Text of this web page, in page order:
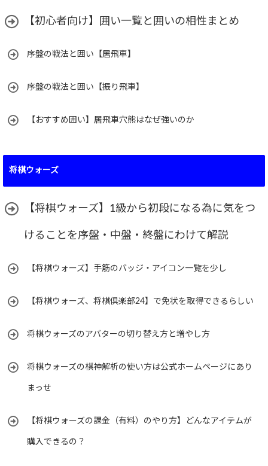
【初心者向け】囲い一覧と囲いの相性まとめ
序盤の戦法と囲い【居飛車】
序盤の戦法と囲い【振り飛車】
【おすすめ囲い】居飛車穴熊はなぜ強いのか
将棋ウォーズ
【将棋ウォーズ】1級から初段になる為に気をつ
けることを序盤・中盤・終盤にわけて解説
【将棋ウォーズ】手筋のバッジ・アイコン一覧を少し
【将棋ウォーズ、将棋倶楽部24】で免状を取得できるらしい
将棋ウォーズのアバターの切り替え方と増やし方
将棋ウォーズの棋神解析の使い方は公式ホームページにあり
まっせ
【将棋ウォーズの課金（有料）のやり方】どんなアイテムが
購入できるの？